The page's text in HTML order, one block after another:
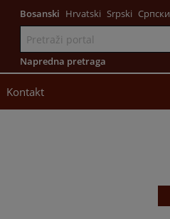
Bosanski Hrvatski Srpski Српски
Napredna pretraga
Kontakt